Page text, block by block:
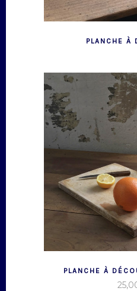
PLANCHE À
PLANCHE À